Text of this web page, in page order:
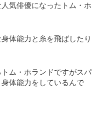
気俳優になったトム・ホ
体能力と糸を飛ばしたり
ム・ホランドですがスパ
体能力をしているんで